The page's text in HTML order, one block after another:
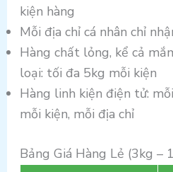
kiện hàng
Mỗi địa chỉ cá nhân chỉ
Hàng chất lỏng, kể cả
loại: tối đa 5kg mỗi kiện
Hàng linh kiện điện tử:
mỗi kiện, mỗi địa chỉ
Bảng Giá Hàng Lẻ (3kg –